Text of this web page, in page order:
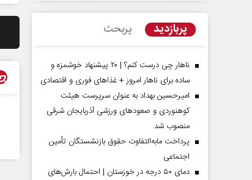
پربازدید پربحث
ناهار چی درست کنم؟ | ۲۰ پیشنهاد خوشمزه و
ساده برای ناهار امروز + غذاهای فوری و اقتصادی
امیرحسین بهداد به عنوان سرپرست هیئت
کوهنوردی و صعودهای ورزشی آذربایجان شرقی
منصوب شد
پرداخت مابه‌التفاوت حقوق بازنشستگان تأمین
اجتماعی
دمای ۵۰ درجه در خوزستان | احتمال بارش‌های
صفحات نخست روزنامه ها‌ی‌سه‌شنبه ۶ مردادماه